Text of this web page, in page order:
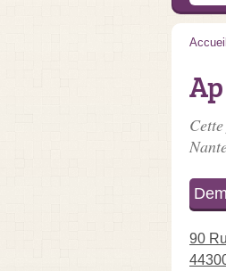
Accueil
90